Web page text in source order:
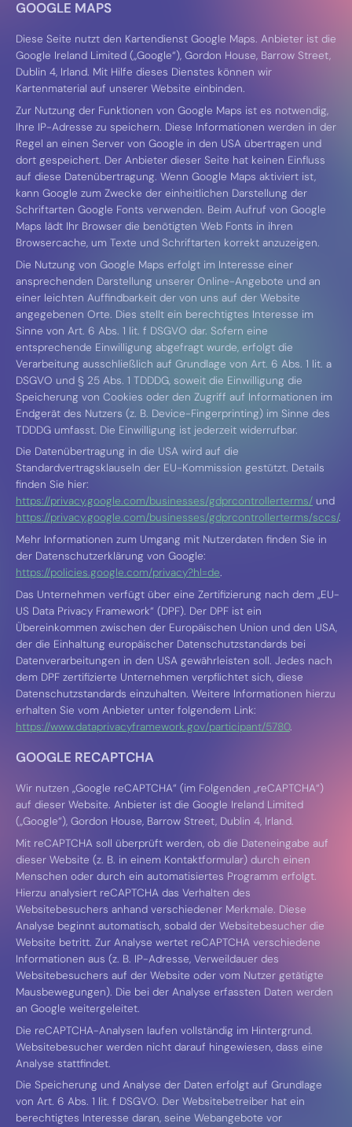
GOOGLE MAPS
Diese Seite nutzt den Kartendienst Google Maps. Anbieter ist die
Google Ireland Limited („Google“), Gordon House, Barrow Street,
Dublin 4, Irland. Mit Hilfe dieses Dienstes können wir
Kartenmaterial auf unserer Website einbinden.
Zur Nutzung der Funktionen von Google Maps ist es notwendig,
Ihre IP-Adresse zu speichern. Diese Informationen werden in der
Regel an einen Server von Google in den USA übertragen und
dort gespeichert. Der Anbieter dieser Seite hat keinen Einfluss
auf diese Datenübertragung. Wenn Google Maps aktiviert ist,
kann Google zum Zwecke der einheitlichen Darstellung der
Schriftarten Google Fonts verwenden. Beim Aufruf von Google
Maps lädt Ihr Browser die benötigten Web Fonts in ihren
Browsercache, um Texte und Schriftarten korrekt anzuzeigen.
Die Nutzung von Google Maps erfolgt im Interesse einer
ansprechenden Darstellung unserer Online-Angebote und an
einer leichten Auffindbarkeit der von uns auf der Website
angegebenen Orte. Dies stellt ein berechtigtes Interesse im
Sinne von Art. 6 Abs. 1 lit. f DSGVO dar. Sofern eine
entsprechende Einwilligung abgefragt wurde, erfolgt die
Verarbeitung ausschließlich auf Grundlage von Art. 6 Abs. 1 lit. a
DSGVO und § 25 Abs. 1 TDDDG, soweit die Einwilligung die
Speicherung von Cookies oder den Zugriff auf Informationen im
Endgerät des Nutzers (z. B. Device-Fingerprinting) im Sinne des
TDDDG umfasst. Die Einwilligung ist jederzeit widerrufbar.
Die Datenübertragung in die USA wird auf die
Standardvertragsklauseln der EU-Kommission gestützt. Details
finden Sie hier:
https://privacy.google.com/businesses/gdprcontrollerterms/ und
https://privacy.google.com/businesses/gdprcontrollerterms/sccs/.
Mehr Informationen zum Umgang mit Nutzerdaten finden Sie in
der Datenschutzerklärung von Google:
https://policies.google.com/privacy?hl=de.
Das Unternehmen verfügt über eine Zertifizierung nach dem „EU-
US Data Privacy Framework“ (DPF). Der DPF ist ein
Übereinkommen zwischen der Europäischen Union und den USA,
der die Einhaltung europäischer Datenschutzstandards bei
Datenverarbeitungen in den USA gewährleisten soll. Jedes nach
dem DPF zertifizierte Unternehmen verpflichtet sich, diese
Datenschutzstandards einzuhalten. Weitere Informationen hierzu
erhalten Sie vom Anbieter unter folgendem Link:
https://www.dataprivacyframework.gov/participant/5780.
GOOGLE RECAPTCHA
Wir nutzen „Google reCAPTCHA“ (im Folgenden „reCAPTCHA“)
auf dieser Website. Anbieter ist die Google Ireland Limited
(„Google“), Gordon House, Barrow Street, Dublin 4, Irland.
Mit reCAPTCHA soll überprüft werden, ob die Dateneingabe auf
dieser Website (z. B. in einem Kontaktformular) durch einen
Menschen oder durch ein automatisiertes Programm erfolgt.
Hierzu analysiert reCAPTCHA das Verhalten des
Websitebesuchers anhand verschiedener Merkmale. Diese
Analyse beginnt automatisch, sobald der Websitebesucher die
Website betritt. Zur Analyse wertet reCAPTCHA verschiedene
Informationen aus (z. B. IP-Adresse, Verweildauer des
Websitebesuchers auf der Website oder vom Nutzer getätigte
Mausbewegungen). Die bei der Analyse erfassten Daten werden
an Google weitergeleitet.
Die reCAPTCHA-Analysen laufen vollständig im Hintergrund.
Websitebesucher werden nicht darauf hingewiesen, dass eine
Analyse stattfindet.
Die Speicherung und Analyse der Daten erfolgt auf Grundlage
von Art. 6 Abs. 1 lit. f DSGVO. Der Websitebetreiber hat ein
berechtigtes Interesse daran, seine Webangebote vor